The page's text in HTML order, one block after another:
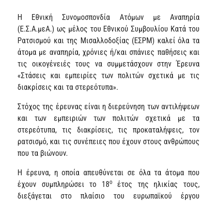
Η Εθνική Συνομοσπονδία Ατόμων με Αναπηρία
(Ε.Σ.Α.μεΑ.) ως μέλος του Εθνικού Συμβουλίου Κατά του
Ρατσισμού και της Μισαλλοδοξίας (ΕΣΡΜ) καλεί όλα τα
άτομα με αναπηρία, χρόνιες ή/και σπάνιες παθήσεις και
τις οικογένειές τους να συμμετάσχουν στην Έρευνα
«Στάσεις και εμπειρίες των πολιτών σχετικά με τις
διακρίσεις και τα στερεότυπα».
Στόχος της έρευνας είναι η διερεύνηση των αντιλήψεων
και των εμπειριών των πολιτών σχετικά με τα
στερεότυπα, τις διακρίσεις, τις προκαταλήψεις, τον
ρατσισμό, και τις συνέπειες που έχουν στους ανθρώπους
που τα βιώνουν.
Η έρευνα, η οποία απευθύνεται σε όλα τα άτομα που
έχουν συμπληρώσει το 18οέτος της ηλικίας τους,
διεξάγεται στο πλαίσιο του ευρωπαϊκού έργου